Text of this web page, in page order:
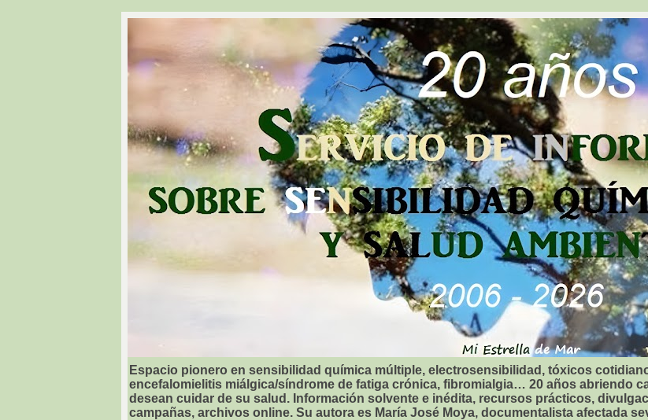
Espacio pionero en sensibilidad química múltiple, electrosensibilidad, tóxicos
encefalomielitis miálgica/síndrome de fatiga crónica, fibromialgia… 20 años abriendo
desean cuidar de su salud. Información solvente e inédita, recursos prácticos,
campañas, archivos online. Su autora es María José Moya, documentalista afectada